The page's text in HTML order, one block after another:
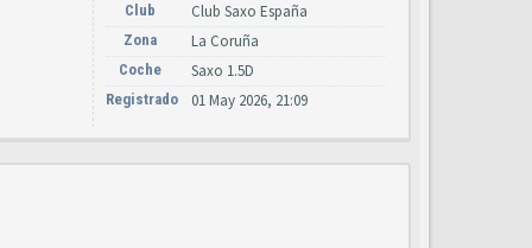
Club Club Saxo España
Zona La Coruña
Coche Saxo 1.5D
Registrado 01 May 2026, 21:09